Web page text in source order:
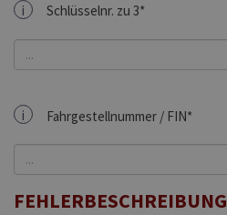
i Schlüsselnr. zu 3*
i Fahrgestellnummer / FIN*
FEHLERBESCHREIBUNG